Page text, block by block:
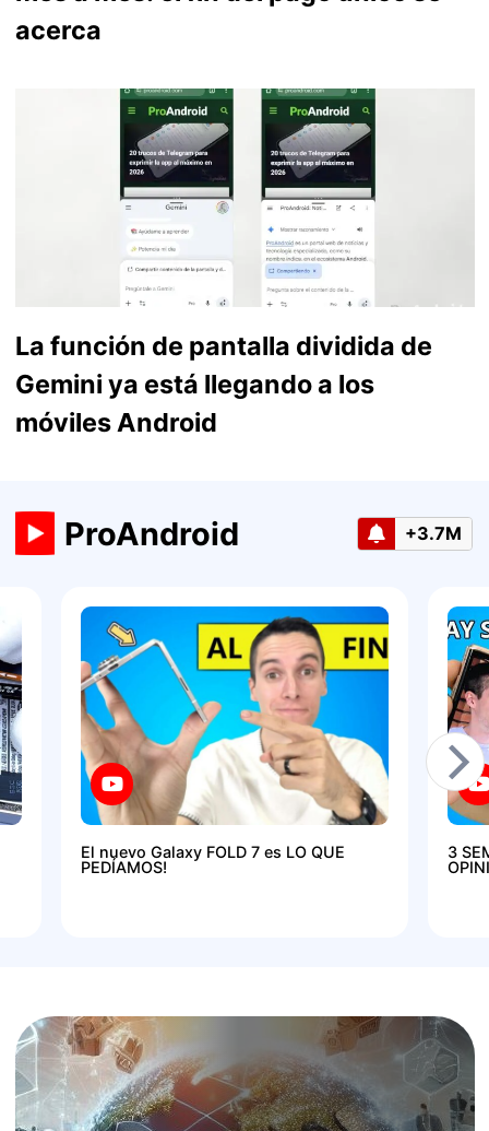
acerca
La función de pantalla dividida de
Gemini ya está llegando a los
móviles Android
ProAndroid +3.7M
El nuevo Galaxy FOLD 7 es LO QUE
PEDÍAMOS!
3